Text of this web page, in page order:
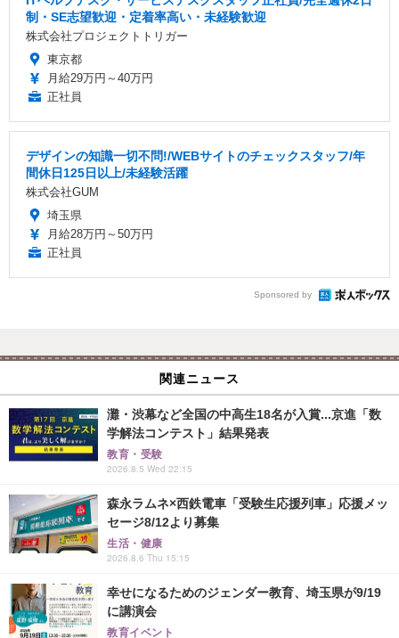
制・SE志望歓迎・定着率高い・未経験歓迎
株式会社プロジェクトトリガー
東京都
月給29万円～40万円
正社員
デザインの知識一切不問!/WEBサイトのチェックスタッフ/年
間休日125日以上/未経験活躍
株式会社GUM
埼玉県
月給28万円～50万円
正社員
Sponsored by
関連ニュース
灘・渋幕など全国の中高生18名が入賞...京進「数
学解法コンテスト」結果発表
教育・受験
2026.8.5 Wed 22:15
森永ラムネ×西鉄電車「受験生応援列車」応援メッ
セージ8/12より募集
生活・健康
2026.8.6 Thu 15:15
幸せになるためのジェンダー教育、埼玉県が9/19
に講演会
教育イベント